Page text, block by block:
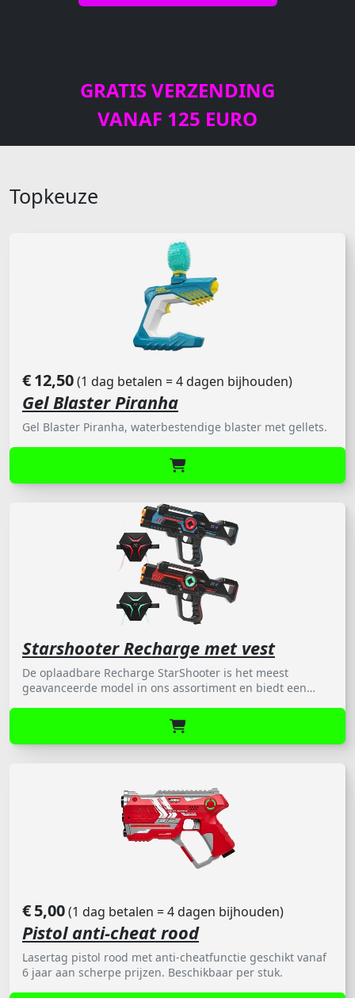
GRATIS VERZENDING
VANAF 125 EURO
Topkeuze
€12,50(1 dag betalen = 4 dagen bijhouden)
Gel Blaster Piranha
Gel Blaster Piranha, waterbestendige blaster met gellets.
Starshooter Recharge met vest
De oplaadbare Recharge StarShooter is het meest
geavanceerde model in ons assortiment en biedt een
Deze lasergun is uitgerust met een geavanceerde Anti-
Cheat functie, waardoor valsspelen volledig uitgesloten is
en vest.
€5,00(1 dag betalen = 4 dagen bijhouden)
Pistol anti-cheat rood
Lasertag pistol rood met anti-cheatfunctie geschikt vanaf
6 jaar aan scherpe prijzen. Beschikbaar per stuk.